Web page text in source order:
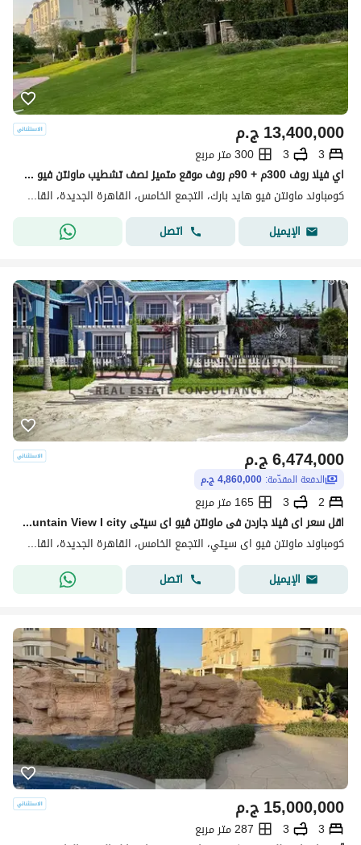
ج.م13,400,000
3
3
300 متر مربع
اي فيلا روف 300م + 90م روف موقع متميز نصف تشطيب ماونتن فيو هايد بارك Mountain view hyde park
كومباوند ماونتن فيو هايد بارك، التجمع الخامس، القاهرة الجديدة، القاهرة
الإيميل
اتصل
ج.م6,474,000
الدفعة المقدّمة: 4,860,000 ج.م
2
3
165 متر مربع
اقل سعر اى ڤيلا جاردن فى ماونتن ڤيو اى سيتى Mountain View I city على اللاجون و استلام قريب
كومباوند ماونتن فيو اى سيتي، التجمع الخامس، القاهرة الجديدة، القاهرة
الإيميل
اتصل
ج.م15,000,000
3
3
287 متر مربع